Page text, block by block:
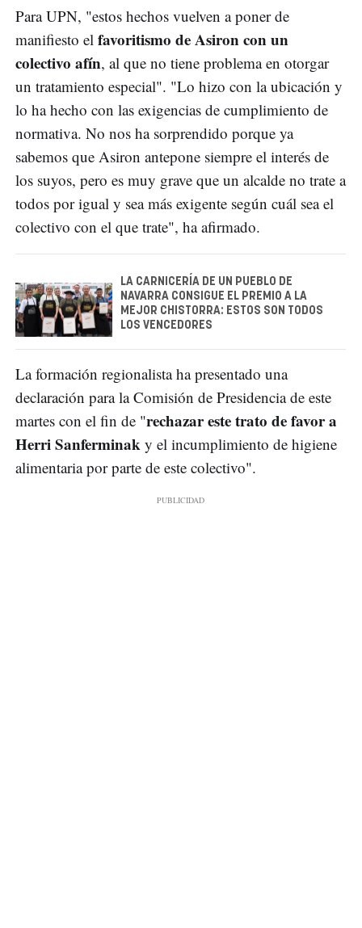
Para UPN, "estos hechos vuelven a poner de
manifiesto el favoritismo de Asiron con un
colectivo afín, al que no tiene problema en otorgar
un tratamiento especial". "Lo hizo con la ubicación y
lo ha hecho con las exigencias de cumplimiento de
normativa. No nos ha sorprendido porque ya
sabemos que Asiron antepone siempre el interés de
los suyos, pero es muy grave que un alcalde no trate a
todos por igual y sea más exigente según cuál sea el
colectivo con el que trate", ha afirmado.
LA CARNICERÍA DE UN PUEBLO DE
NAVARRA CONSIGUE EL PREMIO A LA
MEJOR CHISTORRA: ESTOS SON TODOS
LOS VENCEDORES
La formación regionalista ha presentado una
declaración para la Comisión de Presidencia de este
martes con el fin de "rechazar este trato de favor a
Herri Sanferminak y el incumplimiento de higiene
alimentaria por parte de este colectivo".